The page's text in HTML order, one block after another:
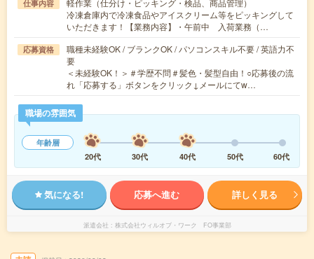
仕事内容
軽作業（仕分け・ピッキング・検品、商品管理）
冷凍倉庫内で冷凍食品やアイスクリーム等をピッキングして
いただきます！【業務内容】・午前中 入荷業務（…
応募資格
職種未経験OK / ブランクOK / パソコンスキル不要 / 英語力不
要
＜未経験OK！＞＃学歴不問＃髪色・髪型自由！○応募後の流
れ「応募する」ボタンをクリック↓メールにてw…
職場の雰囲気
年齢層
20代
30代 40代 50代 60代
気になる! 応募へ進む 詳しく見る
派遣会社 株式会社ウィルオブ・ワーク FO事業部